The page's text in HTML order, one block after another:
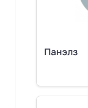
Панэлз